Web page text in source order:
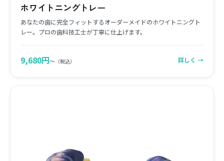
ホワイトニングトレー
あなたの歯に完全フィットするオーダーメイドのホワイトニングト
レー。プロの歯科技工士が丁寧に仕上げます。
9,680円〜 （税込） 詳しく →